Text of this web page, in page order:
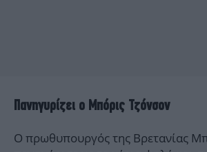
Πανηγυρίζει ο Μπόρις Τζόνσον
Ο πρωθυπουργός της Βρετανίας